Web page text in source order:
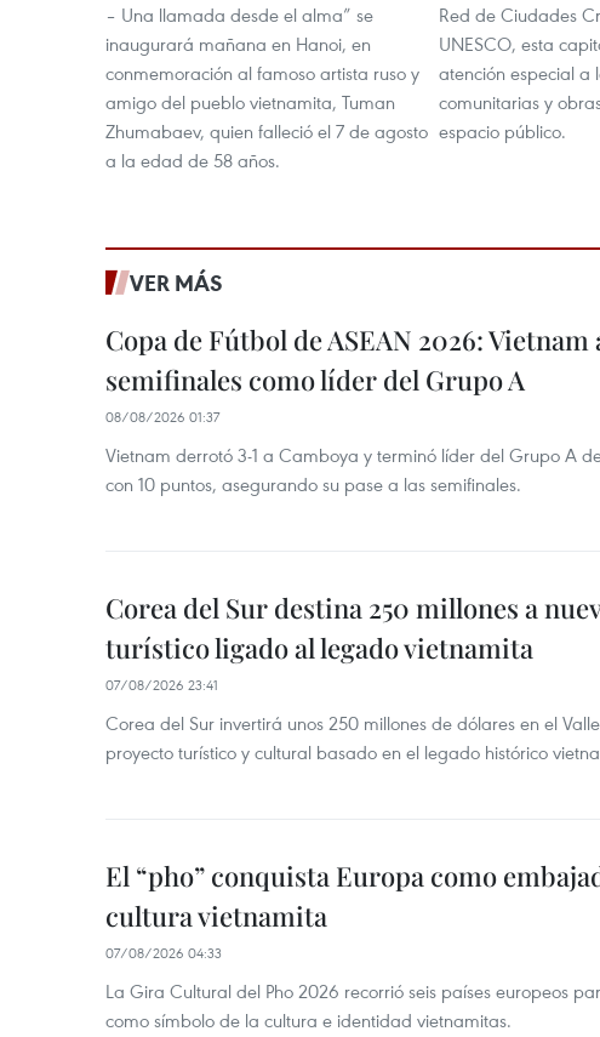
– Una llamada desde el alma” se
inaugurará mañana en Hanoi, en
conmemoración al famoso artista ruso y
amigo del pueblo vietnamita, Tuman
Zhumabaev, quien falleció el 7 de agosto
a la edad de 58 años.
Red de Ciudades
UNESCO, esta
atención especial a
comunitarias y
espacio público.
VER MÁS
Copa de Fútbol de ASEAN 2026: Vietnam
semifinales como líder del Grupo A
08/08/2026 01:37
Vietnam derrotó 3-1 a Camboya y terminó líder del Grupo A
con 10 puntos, asegurando su pase a las semifinales.
Corea del Sur destina 250 millones a
turístico ligado al legado vietnamita
07/08/2026 23:41
Corea del Sur invertirá unos 250 millones de dólares en el
proyecto turístico y cultural basado en el legado histórico
El “pho” conquista Europa como
cultura vietnamita
07/08/2026 04:33
La Gira Cultural del Pho 2026 recorrió seis países europeos
como símbolo de la cultura e identidad vietnamitas.